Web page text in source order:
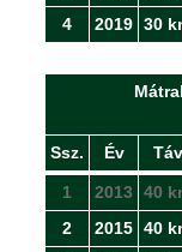
4
2019 30
Ssz. Év Táv
1 2013
40
2
2015 40